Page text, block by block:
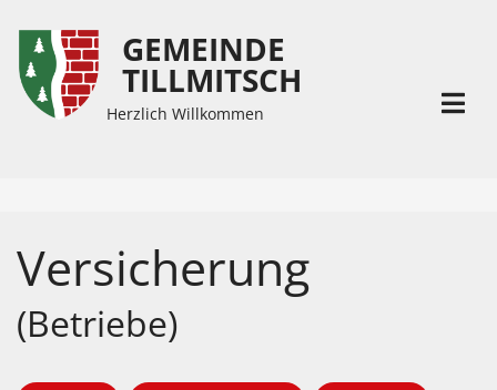
Inhalt
Accesskey
Hauptmenü
Accesskey
GEMEINDE
TILLMITSCH
Herzlich Willkommen
Versicherung
(Betriebe)